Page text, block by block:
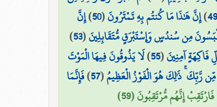
49
)إِنَّ هَٰذَا مَا كُنتُم بِهِ تَمْتَرُونَ(
50
)إِنَّ
مِن سُندُسٍ وَإِسْتَبْرَقٍ مُّتَقَابِلِينَ(
53
)
آمِنِينَ(
55
)لَا يَذُوقُونَ فِيهَا الْمَوْتَ
رَّبِّكَ ۚ ذَٰلِكَ هُوَ الْفَوْزُ الْعَظِيمُ(
57
)فَإِنَّمَا
فَارْتَقِبْ إِنَّهُم مُّرْتَقِبُونَ (59)